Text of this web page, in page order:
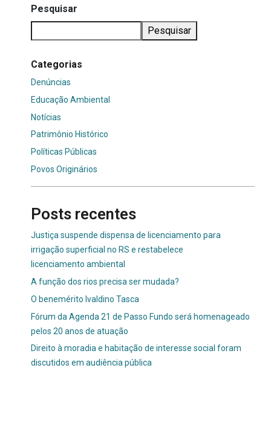
Pesquisar
Pesquisar
Categorias
Denúncias
Educação Ambiental
Notícias
Patrimônio Histórico
Políticas Públicas
Povos Originários
Posts recentes
Justiça suspende dispensa de licenciamento para
irrigação superficial no RS e restabelece
licenciamento ambiental
A função dos rios precisa ser mudada?
O benemérito Ivaldino Tasca
Fórum da Agenda 21 de Passo Fundo será homenageado
pelos 20 anos de atuação
Direito à moradia e habitação de interesse social foram
discutidos em audiência pública